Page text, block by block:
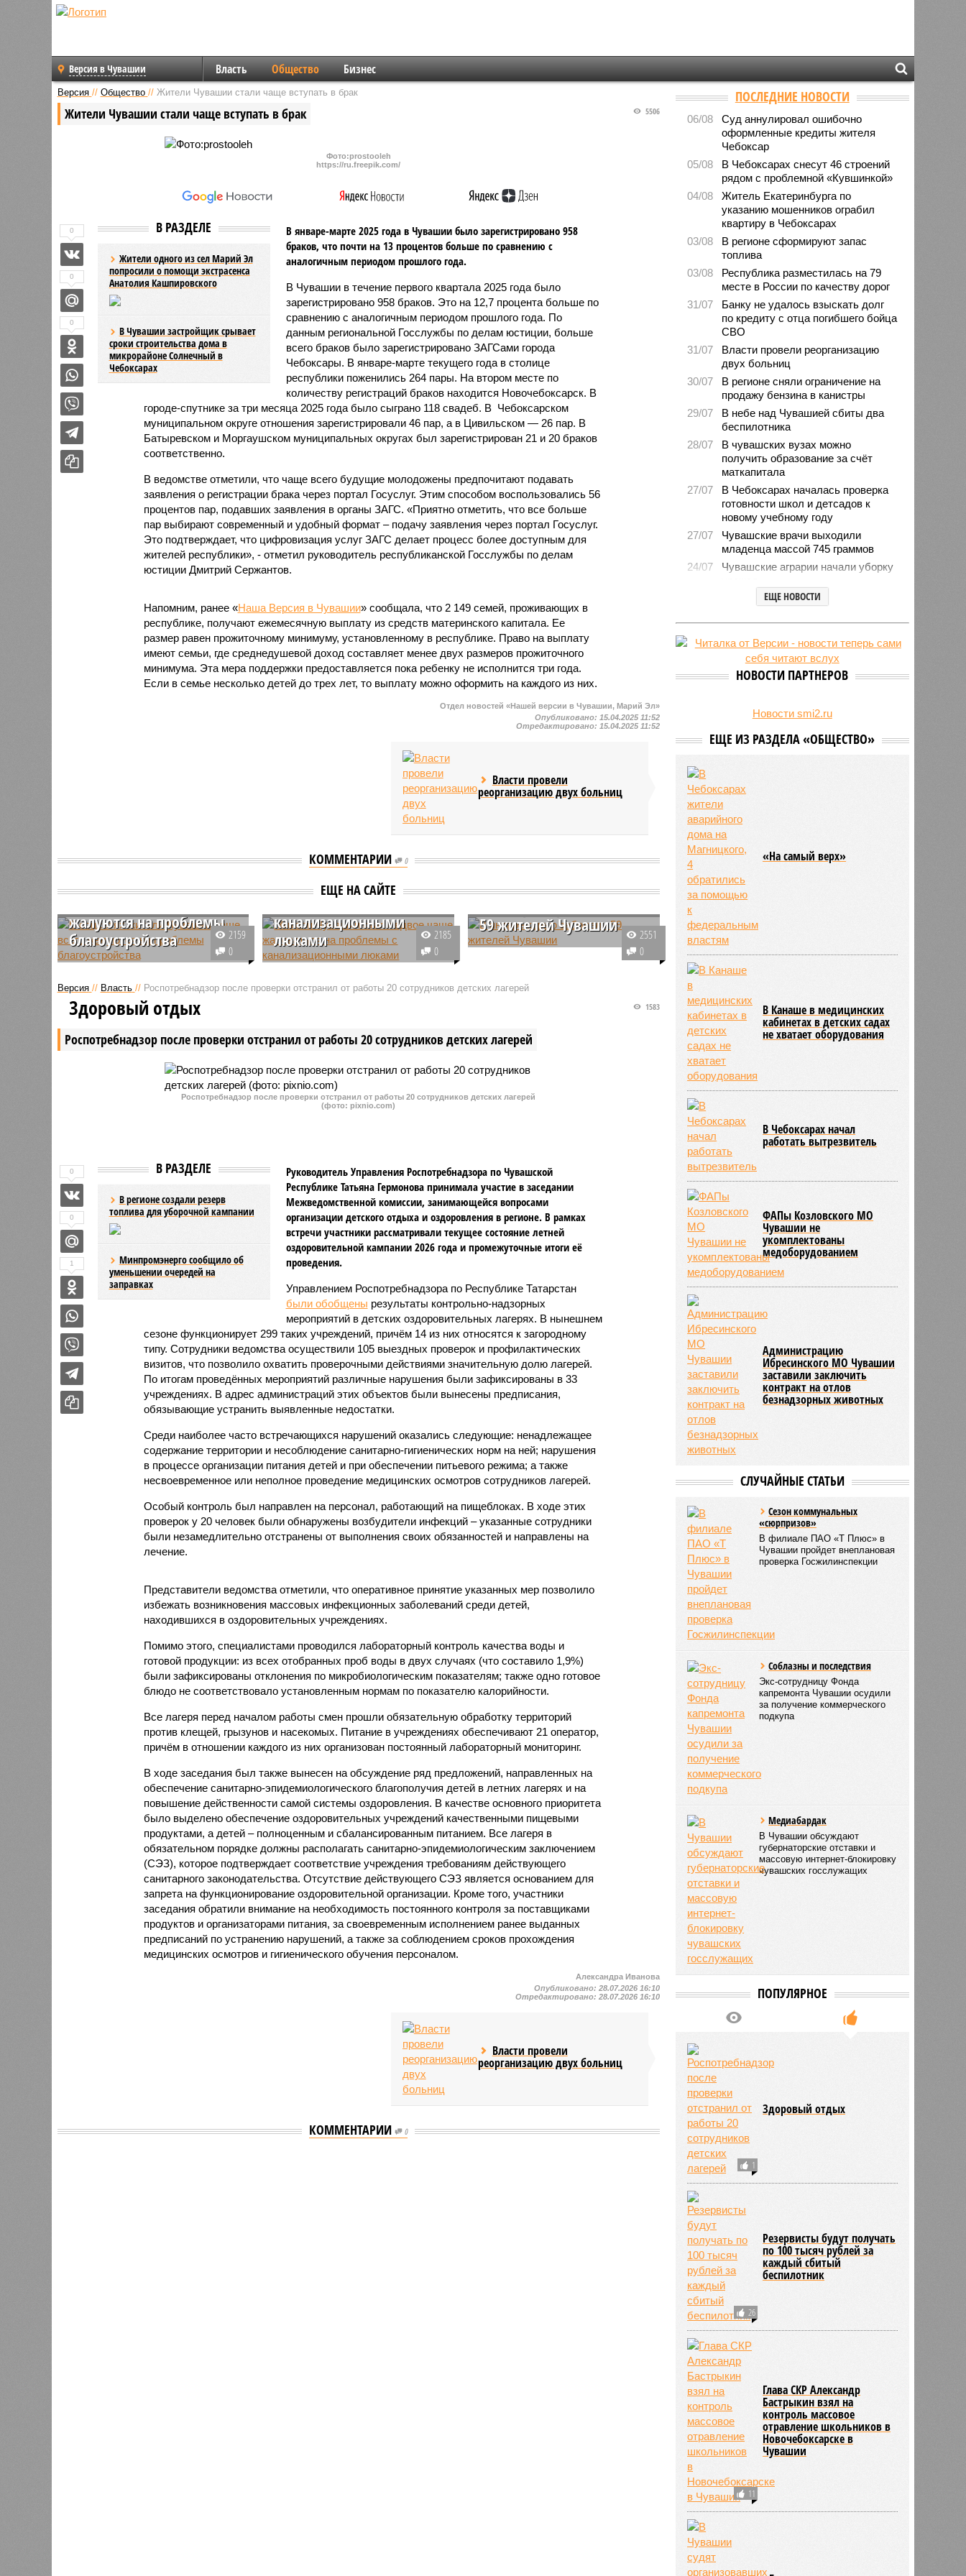
Версия в Чувашии Власть Общество Бизнес
Версия // Общество // Жители Чувашии стали чаще вступать в брак
Жители Чувашии стали чаще вступать в брак 5506
Фото:prostooleh
https://ru.freepik.com/
В РАЗДЕЛЕ
Жители одного из сел Марий Эл
попросили о помощи экстрасенса
Анатолия Кашпировского
В Чувашии застройщик срывает
сроки строительства дома в
микрорайоне Солнечный в
Чебоксарах
В январе-марте 2025 года в Чувашии было зарегистрировано 958
браков, что почти на 13 процентов больше по сравнению с
аналогичным периодом прошлого года.
В Чувашии в течение первого квартала 2025 года было
зарегистрировано 958 браков. Это на 12,7 процента больше по
сравнению с аналогичным периодом прошлого года. По
данным региональной Госслужбы по делам юстиции, больше
всего браков было зарегистрировано ЗАГСами города
Чебоксары. В январе-марте текущего года в столице
республики поженились 264 пары. На втором месте по
количеству регистраций браков находится Новочебоксарск. В
городе-спутнике за три месяца 2025 года было сыграно 118 свадеб. В Чебоксарском
муниципальном округе отношения зарегистрировали 46 пар, а в Цивильском — 26 пар. В
Батыревском и Моргаушском муниципальных округах был зарегистрирован 21 и 20 браков
соответственно.
В ведомстве отметили, что чаще всего будущие молодожены предпочитают подавать
заявления о регистрации брака через портал Госуслуг. Этим способом воспользовались 56
процентов пар, подавших заявления в органы ЗАГС. «Приятно отметить, что все больше
пар выбирают современный и удобный формат – подачу заявления через портал Госуслуг.
Это подтверждает, что цифровизация услуг ЗАГС делает процесс более доступным для
жителей республики», - отметил руководитель республиканской Госслужбы по делам
юстиции Дмитрий Сержантов.
Напомним, ранее «Наша Версия в Чувашии» сообщала, что 2 149 семей, проживающих в
республике, получают ежемесячную выплату из средств материнского капитала. Ее
размер равен прожиточному минимуму, установленному в республике. Право на выплату
имеют семьи, где среднедушевой доход составляет менее двух размеров прожиточного
минимума. Эта мера поддержки предоставляется пока ребенку не исполнится три года.
Если в семье несколько детей до трех лет, то выплату можно оформить на каждого из них.
0
0
0
Отдел новостей «Нашей версии в Чувашии, Марий Эл»
Опубликовано: 15.04.2025 11:52
Отредактировано: 15.04.2025 11:52
Власти провели
реорганизацию двух больниц
КОММЕНТАРИИ 0
ЕЩЕ НА САЙТЕ
В соцсетях жители
жалуются на проблемы
благоустройства
Чаще всего жители Чувашии
проблемах, связанных с
благоустройством. В течение
нескольких месяцев этот вопрос
остается наиболее актуальным.
2159
0
Жители Чувашии стали
вдвое чаще жаловаться
на проблемы с
канализационными
люками
За лето и 2 недели сентября
зарегистрировал 70 жалоб на
проезжей части дорог. По
периодом прошлого года число
обращений удвоилось.
2185
0
59 жителей Чувашии
В январе 2024 года 59 жителей
Чувашии заболели корью. Чаще
диагностировали у жителей
2551
0
Версия // Власть // Роспотребнадзор после проверки отстранил от работы 20 сотрудников детских лагерей
Роспотребнадзор после проверки отстранил от работы 20 сотрудников детских лагерей
1583
Здоровый отдых
Роспотребнадзор после проверки отстранил от работы 20 сотрудников детских лагерей
(фото: pixnio.com)
В РАЗДЕЛЕ
В регионе создали резерв
топлива для уборочной кампании
Минпромэнерго сообщило об
уменьшении очередей на
заправках
Руководитель Управления Роспотребнадзора по Чувашской
Республике Татьяна Гермонова принимала участие в заседании
Межведомственной комиссии, занимающейся вопросами
организации детского отдыха и оздоровления в регионе. В рамках
встречи участники рассматривали текущее состояние летней
оздоровительной кампании 2026 года и промежуточные итоги её
проведения.
Управлением Роспотребнадзора по Республике Татарстан
были обобщены результаты контрольно-надзорных
мероприятий в детских оздоровительных лагерях. В нынешнем
сезоне функционирует 299 таких учреждений, причём 14 из них относятся к загородному
типу. Сотрудники ведомства осуществили 105 выездных проверок и профилактических
визитов, что позволило охватить проверочными действиями значительную долю лагерей.
По итогам проведённых мероприятий различные нарушения были зафиксированы в 33
учреждениях. В адрес администраций этих объектов были вынесены предписания,
обязывающие устранить выявленные недостатки.
Среди наиболее часто встречающихся нарушений оказались следующие: ненадлежащее
содержание территории и несоблюдение санитарно-гигиенических норм на ней; нарушения
в процессе организации питания детей и при обеспечении питьевого режима; а также
несвоевременное или неполное проведение медицинских осмотров сотрудников лагерей.
Особый контроль был направлен на персонал, работающий на пищеблоках. В ходе этих
проверок у 20 человек были обнаружены возбудители инфекций – указанные сотрудники
были незамедлительно отстранены от выполнения своих обязанностей и направлены на
лечение.
Представители ведомства отметили, что оперативное принятие указанных мер позволило
избежать возникновения массовых инфекционных заболеваний среди детей,
находившихся в оздоровительных учреждениях.
Помимо этого, специалистами проводился лабораторный контроль качества воды и
готовой продукции: из всех отобранных проб воды в двух случаях (что составило 1,9%)
были зафиксированы отклонения по микробиологическим показателям; также одно готовое
блюдо не соответствовало установленным нормам по показателю калорийности.
Все лагеря перед началом работы смен прошли обязательную обработку территорий
против клещей, грызунов и насекомых. Питание в учреждениях обеспечивают 21 оператор,
причём в отношении каждого из них организован постоянный лабораторный мониторинг.
В ходе заседания был также вынесен на обсуждение ряд предложений, направленных на
обеспечение санитарно-эпидемиологического благополучия детей в летних лагерях и на
повышение действенности самой системы оздоровления. В качестве основного приоритета
было выделено обеспечение оздоровительных учреждений качественными пищевыми
продуктами, а детей – полноценным и сбалансированным питанием. Все лагеря в
обязательном порядке должны располагать санитарно-эпидемиологическим заключением
(СЭЗ), которое подтверждает соответствие учреждения требованиям действующего
санитарного законодательства. Отсутствие действующего СЭЗ является основанием для
запрета на функционирование оздоровительной организации. Кроме того, участники
заседания обратили внимание на необходимость постоянного контроля за поставщиками
продуктов и организаторами питания, за своевременным исполнением ранее выданных
предписаний по устранению нарушений, а также за соблюдением сроков прохождения
медицинских осмотров и гигиенического обучения персоналом.
0
0
1
Александра Иванова
Опубликовано:28.07.2026 16:10
Отредактировано:28.07.2026 16:10
Власти провели
реорганизацию двух больниц
КОММЕНТАРИИ 0
ПОСЛЕДНИЕ НОВОСТИ
06/08
Суд аннулировал ошибочно
оформленные кредиты жителя
Чебоксар
05/08
В Чебоксарах снесут 46 строений
рядом с проблемной «Кувшинкой»
04/08
Житель Екатеринбурга по
указанию мошенников ограбил
квартиру в Чебоксарах
03/08
В регионе сформируют запас
топлива
03/08
Республика разместилась на 79
месте в России по качеству дорог
31/07
Банку не удалось взыскать долг
по кредиту с отца погибшего бойца
СВО
31/07
Власти провели реорганизацию
двух больниц
30/07
В регионе сняли ограничение на
продажу бензина в канистры
29/07
В небе над Чувашией сбиты два
беспилотника
28/07
В чувашских вузах можно
получить образование за счёт
маткапитала
27/07
В Чебоксарах началась проверка
готовности школ и детсадов к
новому учебному году
27/07
Чувашские врачи выходили
младенца массой 745 граммов
24/07
Чувашские аграрии начали уборку
Минпромэнерго сообщило об
заправках
23/07
В Чувашии за 6 месяцев изъято
свыше 500 единиц оружия
ЕЩЕ НОВОСТИ
НОВОСТИ ПАРТНЕРОВ
Новости smi2.ru
ЕЩЕ ИЗ РАЗДЕЛА «ОБЩЕСТВО»
«На самый верх»
В Канаше в медицинских
кабинетах в детских садах
не хватает оборудования
В Чебоксарах начал
работать вытрезвитель
ФАПы Козловского МО
Чувашии не
укомплектованы
медоборудованием
Администрацию
Ибресинского МО Чувашии
заставили заключить
контракт на отлов
безнадзорных животных
СЛУЧАЙНЫЕ СТАТЬИ
Сезон коммунальных
«сюрпризов»
В филиале ПАО «Т Плюс» в
Чувашии пройдет внеплановая
проверка Госжилинспекции
Соблазны и последствия
Экс-сотрудницу Фонда
капремонта Чувашии осудили
за получение коммерческого
подкупа
Медиабардак
В Чувашии обсуждают
губернаторские отставки и
массовую интернет-блокировку
чувашских госслужащих
ПОПУЛЯРНОЕ
1
Здоровый отдых
26
Резервисты будут получать
по 100 тысяч рублей за
каждый сбитый
беспилотник
11
Глава СКР Александр
Бастрыкин взял на
контроль массовое
отравление школьников в
Новочебоксарске в
Чувашии